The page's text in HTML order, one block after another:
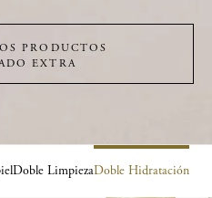
PRODUCTOS
EXTRA
Doble LimpiezaDoble Hidratación